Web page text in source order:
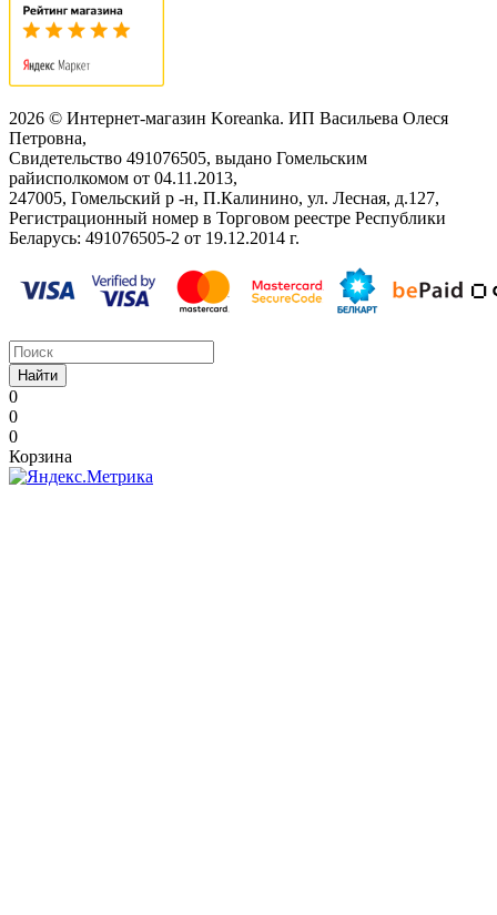
2026 © Интернет-магазин Koreanka. ИП Васильева Олеся
Петровна,
Свидетельство ‎491076505, выдано Гомельским
райисполкомом от 04.11.2013,
247005, Гомельский р -н, П.Калинино, ул. Лесная, д.127,
Регистрационный номер в Торговом реестре Республики
Беларусь: ‎491076505-2 от 19.12.2014 г.
Найти
0
0
0
Корзина